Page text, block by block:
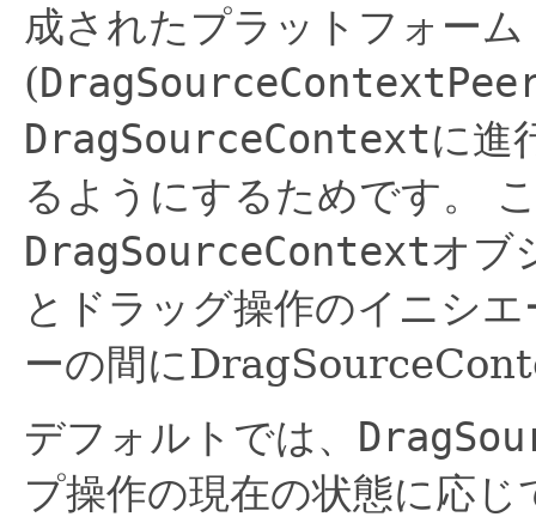
成されたプラットフォーム
(
DragSourceContextに進
るようにするためです。
DragSourceContextオブ
とドラッグ操作のイニシ
ーの間に
デフォルトでは、
プ操作の現在の状態に応